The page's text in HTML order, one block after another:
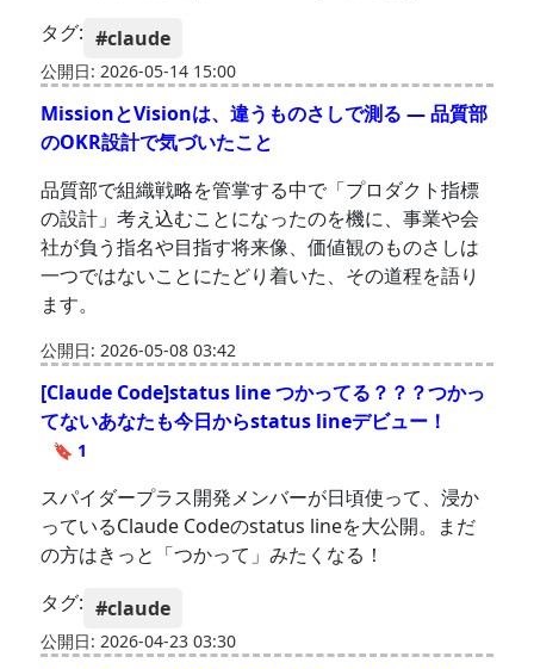
タグ: #claude
公開日: 2026-05-14 15:00
MissionとVisionは、違うものさしで測る ― 品質部
のOKR設計で気づいたこと
品質部で組織戦略を管掌する中で「プロダクト指標
の設計」考え込むことになったのを機に、事業や会
社が負う指名や目指す将来像、価値観のものさしは
一つではないことにたどり着いた、その道程を語り
ます。
公開日: 2026-05-08 03:42
[Claude Code]status line つかってる？？？つかっ
てないあなたも今日からstatus lineデビュー！
🔖 1
スパイダープラス開発メンバーが日頃使って、浸か
っているClaude Codeのstatus lineを大公開。まだ
の方はきっと「つかって」みたくなる！
タグ: #claude
公開日: 2026-04-23 03:30